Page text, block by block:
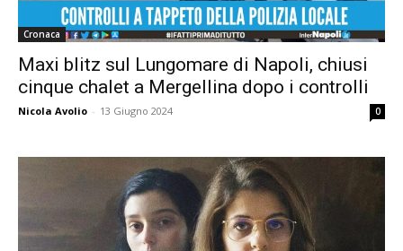
Cronaca
Maxi blitz sul Lungomare di Napoli, chiusi
cinque chalet a Mergellina dopo i controlli
Nicola Avolio - 13 Giugno 2024 0